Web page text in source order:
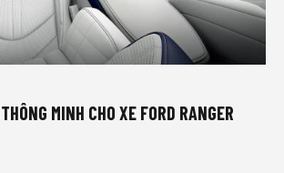
MINH CHO XE FORD RANGER